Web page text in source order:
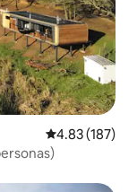
Calificación
4.83 (187)